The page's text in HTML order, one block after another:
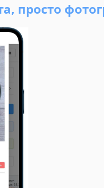
просто